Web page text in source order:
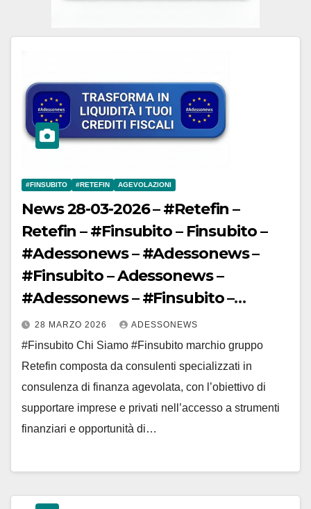
#FINSUBITO #RETEFIN AGEVOLAZIONI
News 28-03-2026 – #Retefin –
Retefin – #Finsubito – Finsubito –
#Adessonews – #Adessonews –
#Finsubito – Adessonews –
#Adessonews – #Finsubito –
Adessonews
28 MARZO 2026 ADESSONEWS
#Finsubito Chi Siamo #Finsubito marchio gruppo
Retefin composta da consulenti specializzati in
consulenza di finanza agevolata, con l’obiettivo di
supportare imprese e privati nell’accesso a strumenti
finanziari e opportunità di…